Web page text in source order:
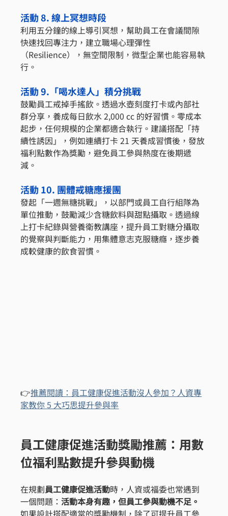
活動 8. 線上冥想時段
利用五分鐘的線上導引冥想，幫助員工在會議間隙
快速找回專注力，建立職場心理彈性
（Resilience），無空間限制，微型企業也能容易執
行。
活動 9.「喝水達人」積分挑戰
鼓勵員工戒掉手搖飲。透過水壺刻度打卡或內部社
群分享，養成每日飲水 2,000 cc 的好習慣。零成本
起步，任何規模的企業都適合執行。建議搭配「持
續性誘因」，例如連續打卡 21 天養成習慣後，發放
福利點數作為獎勵，避免員工參與熱度在後期遞
減。
活動 10. 團體戒糖應援團
發起「一週無糖挑戰」，以部門或員工自行組隊為
單位推動，鼓勵減少含糖飲料與甜點攝取。透過線
上打卡紀錄與營養衛教講座，提升員工對糖分攝取
的覺察與判斷能力，用集體意志克服糖癮，逐步養
成較健康的飲食習慣。
👉推薦閱讀： 員工健康促進活動沒人參加？人資專
家教你 5 大巧思提升參與率
員工健康促進活動獎勵推薦：用數
位福利點數提升參與動機
在規劃員工健康促進活動時，人資或福委也常遇到
一個問題：活動本身有趣，但員工參與動機不足。
如果設計搭配適當的獎勵機制，除了可提升員工參